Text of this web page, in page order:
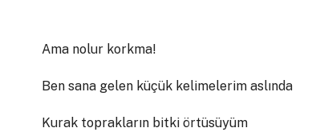
Ama nolur korkma!
Ben sana gelen küçük kelimelerim aslında
Kurak toprakların bitki örtüsüyüm